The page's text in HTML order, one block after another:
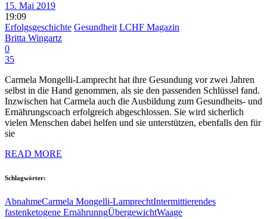
15. Mai 2019
19:09
Erfolgsgeschichte Gesundheit LCHF Magazin
Britta Wingartz
0
35
Carmela Mongelli-Lamprecht hat ihre Gesundung vor zwei Jahren
selbst in die Hand genommen, als sie den passenden Schlüssel fand.
Inzwischen hat Carmela auch die Ausbildung zum Gesundheits- und
Ernährungscoach erfolgreich abgeschlossen. Sie wird sicherlich
vielen Menschen dabei helfen und sie unterstützen, ebenfalls den für
sie
READ MORE
Schlagwörter:
AbnahmeCarmela Mongelli-LamprechtIntermittierendes
fastenketogene ErnährunngÜbergewichtWaage